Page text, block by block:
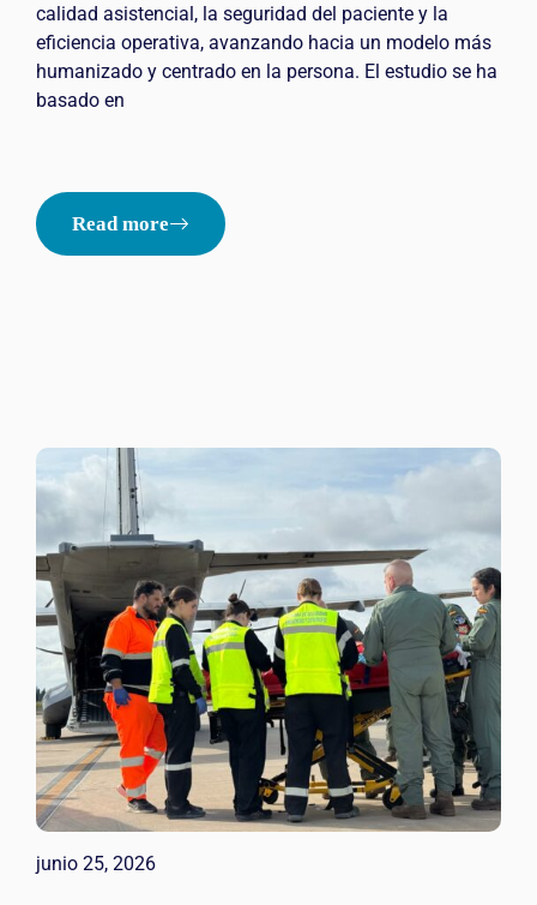
calidad asistencial, la seguridad del paciente y la
eficiencia operativa, avanzando hacia un modelo más
humanizado y centrado en la persona. El estudio se ha
basado en
Read more
junio 25, 2026